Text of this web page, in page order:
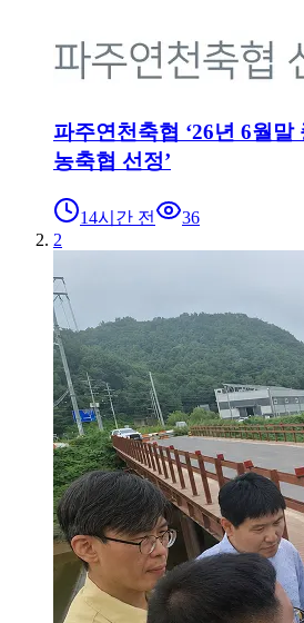
파주연천축협 ‘26년 6월
농축협 선정’
14시간 전
36
2